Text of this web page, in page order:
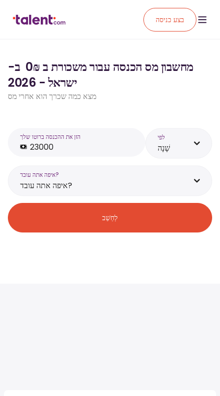
בצע כניסה
מחשבון מס הכנסה עבור משכורת ב ₪‏0 ‏ ב-
ישראל - 2026
מצא כמה שכרך הוא אחרי מס
הזן את ההכנסה ברוטו שלך לפי
שָׁנָה
איפה אתה עובד?
איפה אתה עובד?
לְחַשֵׁב